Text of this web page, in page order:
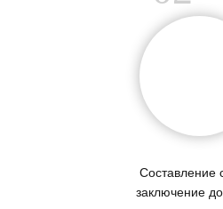
Составление
заключение